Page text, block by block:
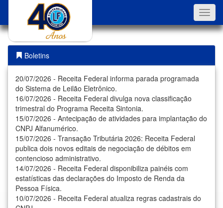
Boletins
20/07/2026 - Receita Federal informa parada programada
do Sistema de Leilão Eletrônico.
16/07/2026 - Receita Federal divulga nova classificação
trimestral do Programa Receita Sintonia.
15/07/2026 - Antecipação de atividades para implantação do
CNPJ Alfanumérico.
15/07/2026 - Transação Tributária 2026: Receita Federal
publica dois novos editais de negociação de débitos em
contencioso administrativo.
14/07/2026 - Receita Federal disponibiliza painéis com
estatísticas das declarações do Imposto de Renda da
Pessoa Física.
10/07/2026 - Receita Federal atualiza regras cadastrais do